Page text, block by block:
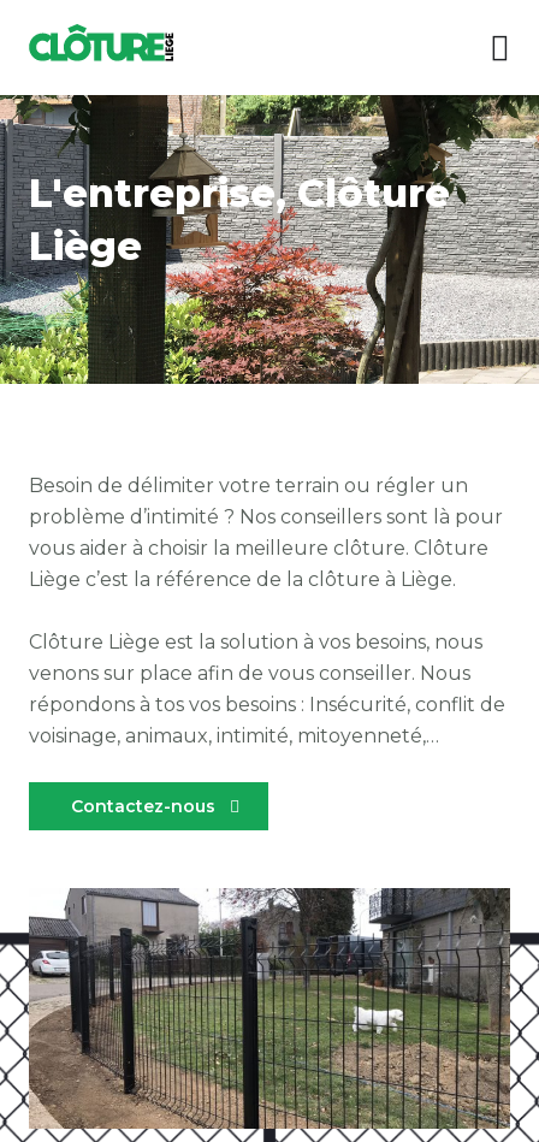
L'entreprise, Clôture
Liège
Besoin de délimiter votre terrain ou régler un
problème d’intimité ? Nos conseillers sont là pour
vous aider à choisir la meilleure clôture. Clôture
Liège c’est la référence de la clôture à Liège.
Clôture Liège est la solution à vos besoins, nous
venons sur place afin de vous conseiller. Nous
répondons à tos vos besoins : Insécurité, conflit de
voisinage, animaux, intimité, mitoyenneté,…
Contactez-nous